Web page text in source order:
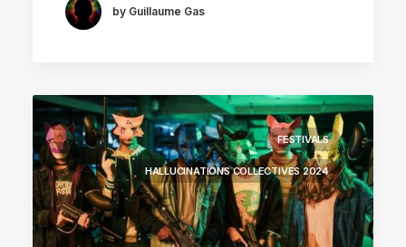
by Guillaume Gas
FESTIVALS
HALLUCINATIONS COLLECTIVES 2024